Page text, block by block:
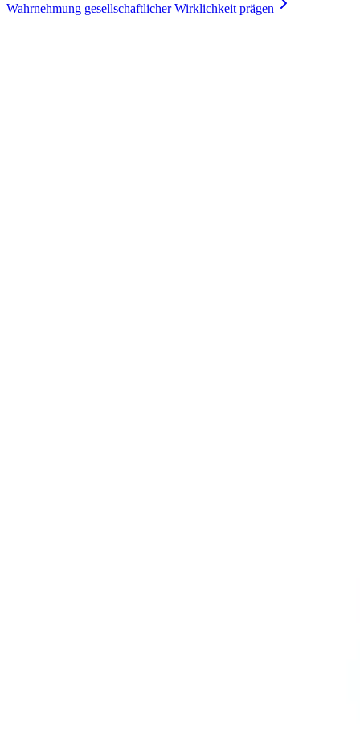
Wahrnehmung gesellschaftlicher Wirklichkeit prägen